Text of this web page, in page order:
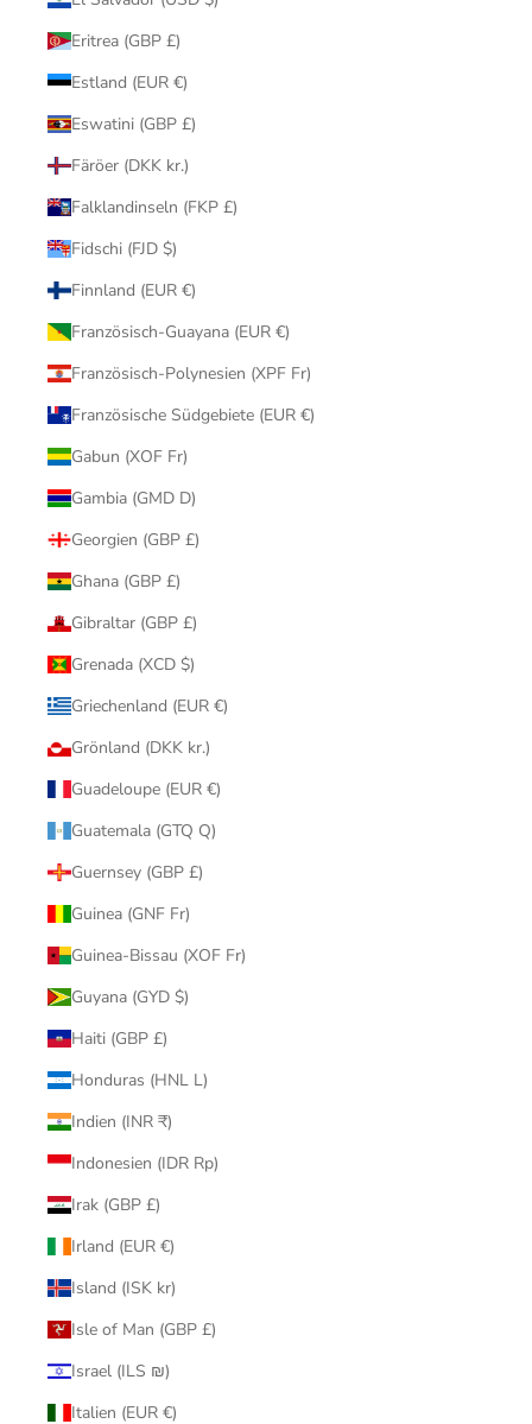
Eritrea (GBP £)
Estland (EUR €)
Eswatini (GBP £)
Färöer (DKK kr.)
Falklandinseln (FKP £)
Fidschi (FJD $)
Finnland (EUR €)
Französisch-Guayana (EUR €)
Französisch-Polynesien (XPF Fr)
Französische Südgebiete (EUR €)
Gabun (XOF Fr)
Gambia (GMD D)
Georgien (GBP £)
Ghana (GBP £)
Gibraltar (GBP £)
Grenada (XCD $)
Griechenland (EUR €)
Grönland (DKK kr.)
Guadeloupe (EUR €)
Guatemala (GTQ Q)
Guernsey (GBP £)
Guinea (GNF Fr)
Guinea-Bissau (XOF Fr)
Guyana (GYD $)
Haiti (GBP £)
Honduras (HNL L)
Indien (INR ₹)
Indonesien (IDR Rp)
Irak (GBP £)
Irland (EUR €)
Island (ISK kr)
Isle of Man (GBP £)
Israel (ILS ₪)
Italien (EUR €)